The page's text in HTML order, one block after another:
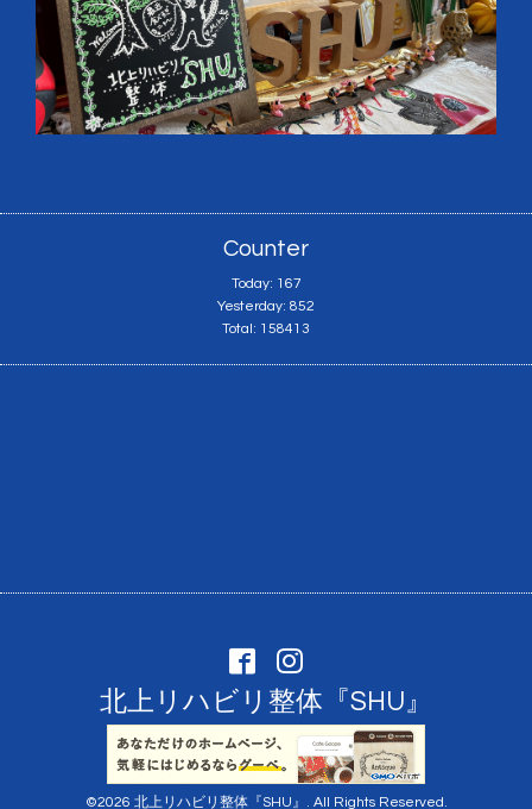
Counter
Today: 167
Yesterday: 852
Total: 158413
北上リハビリ整体『SHU』
©2026 北上リハビリ整体『SHU』 . All Rights Reserved.